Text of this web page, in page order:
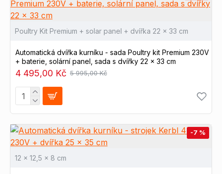
Poultry Kit Premium + solar panel + dvířka 22 x 33 cm
Automatická dvířka kurníku - sada Poultry kit Premium 230V
+ baterie, solární panel, sada s dvířky 22 x 33 cm
4 495,00 Kč 5 995,00 Kč
-7 %
12 x 12,5 x 8 cm